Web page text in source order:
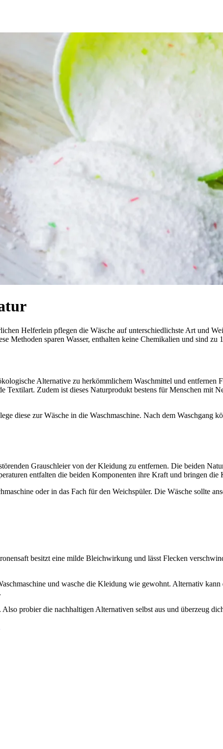
Helferlein pflegen die Wäsche auf unterschiedlichste Art und
Methoden sparen Wasser, enthalten keine Chemikalien und sind zu
Alternative zu herkömmlichem Waschmittel und entfernen
Textilart. Zudem ist dieses Naturprodukt bestens für Menschen mit
diese zur Wäsche in die Waschmaschine. Nach dem Waschgang
Grauschleier von der Kleidung zu entfernen. Die beiden
entfalten die beiden Komponenten ihre Kraft und bringen
oder in das Fach für den Weichspüler. Die Wäsche sollte
besitzt eine milde Bleichwirkung und lässt Flecken
und wasche die Kleidung wie gewohnt. Alternativ
probier die nachhaltigen Alternativen selbst aus und überzeug